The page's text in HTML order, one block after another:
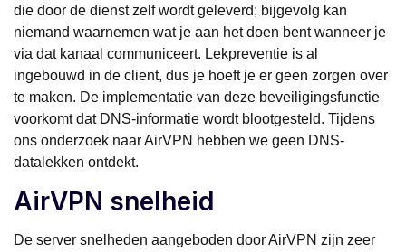
die door de dienst zelf wordt geleverd; bijgevolg kan
niemand waarnemen wat je aan het doen bent wanneer je
via dat kanaal communiceert. Lekpreventie is al
ingebouwd in de client, dus je hoeft je er geen zorgen over
te maken. De implementatie van deze beveiligingsfunctie
voorkomt dat DNS-informatie wordt blootgesteld. Tijdens
ons onderzoek naar AirVPN hebben we geen DNS-
datalekken ontdekt.
AirVPN snelheid
De server snelheden aangeboden door AirVPN zijn zeer